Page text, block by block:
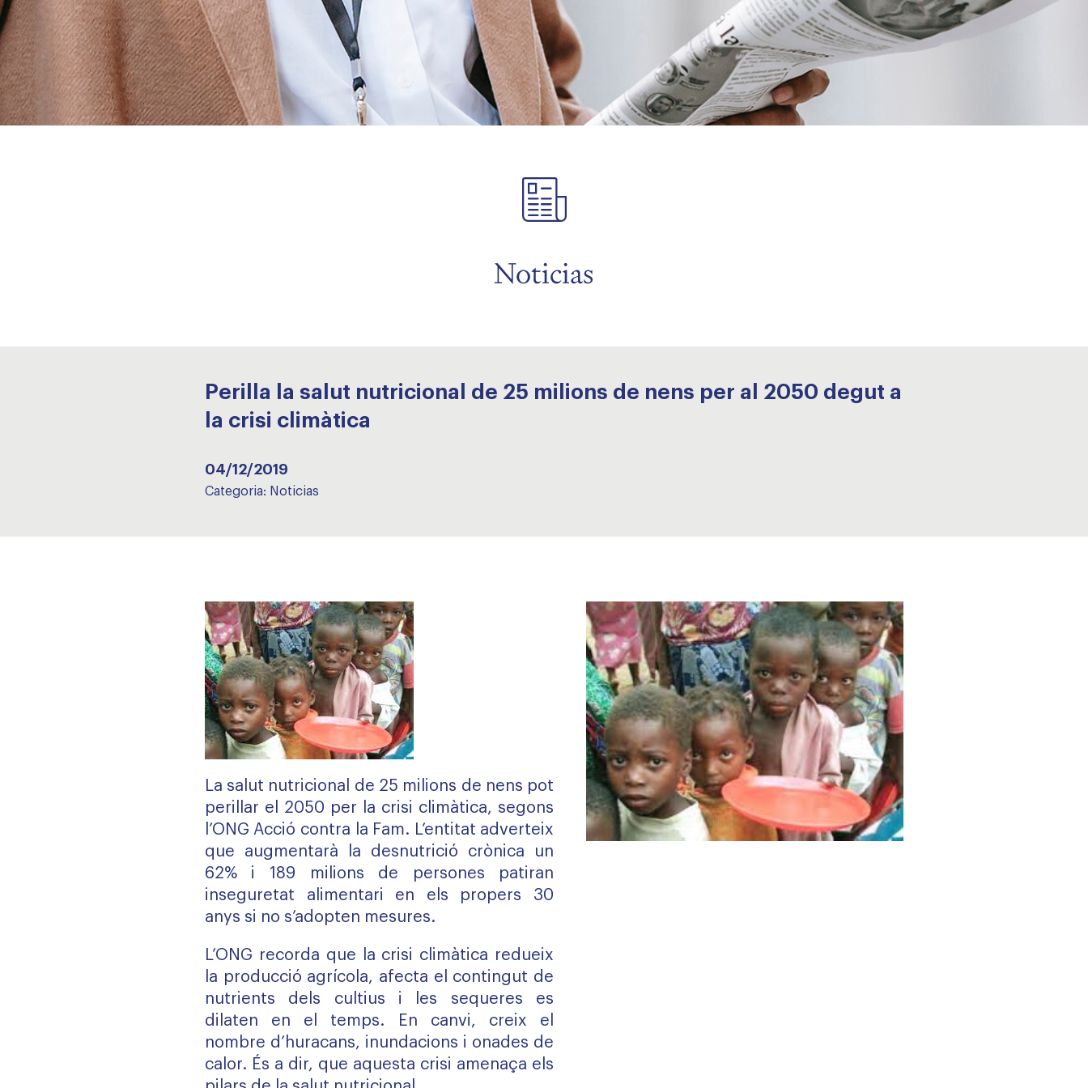
Noticias
Perilla la salut nutricional de 25 milions de nens per al 2050 degut a
la crisi climàtica
04/12/2019
Categoria: Noticias
La salut nutricional de 25 milions de nens pot
perillar el 2050 per la crisi climàtica, segons
l’ONG Acció contra la Fam. L’entitat adverteix
que augmentarà la desnutrició crònica un
62% i 189 milions de persones patiran
inseguretat alimentari en els propers 30
anys si no s’adopten mesures.
L’ONG recorda que la crisi climàtica redueix
la producció agrícola, afecta el contingut de
nutrients dels cultius i les sequeres es
dilaten en el temps. En canvi, creix el
nombre d’huracans, inundacions i onades de
calor. És a dir, que aquesta crisi amenaça els